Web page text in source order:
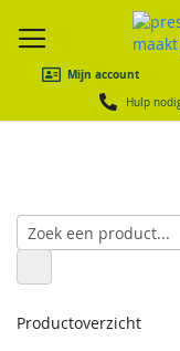
Mijn account
Hulp
Productoverzicht